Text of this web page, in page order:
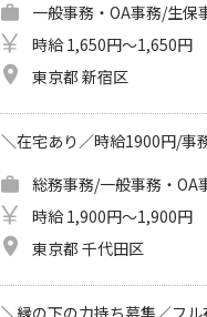
一般事務・OA事務/生保
時給 1,650円～1,650円
東京都 新宿区
＼在宅あり／時給1900円/事
総務事務/一般事務・OA
時給 1,900円～1,900円
東京都 千代田区
＼縁の下の力持ち募集／フ